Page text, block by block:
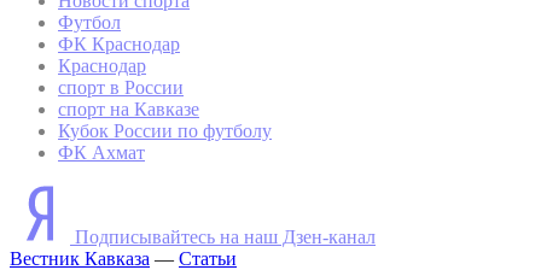
Футбол
ФК Краснодар
Краснодар
спорт в России
спорт на Кавказе
Кубок России по футболу
ФК Ахмат
Подписывайтесь на наш Дзен-канал
Вестник Кавказа — Статьи